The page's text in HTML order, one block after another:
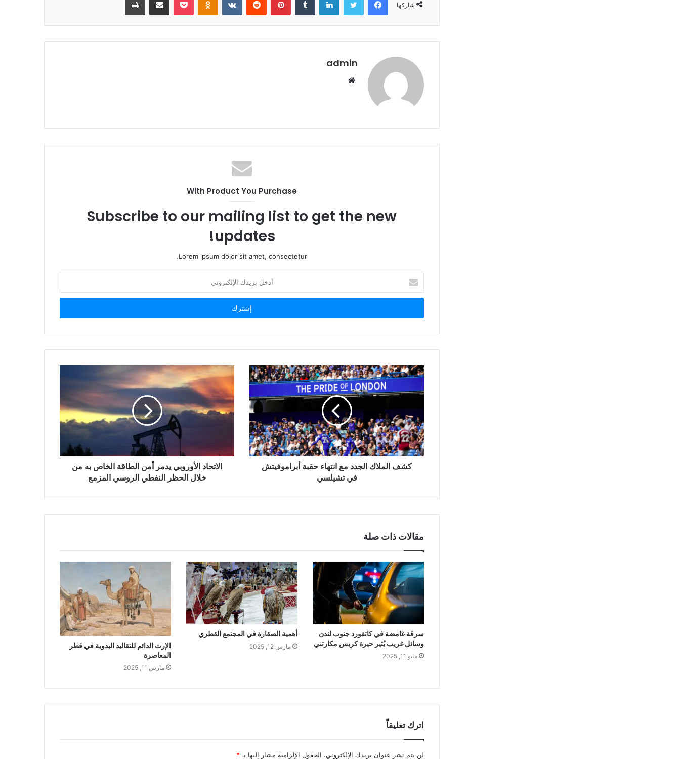
شاركها
admin
ا
With Product You Purchase
Subscribe to our mailing list to get the new
updates!
Lorem ipsum dolor sit amet, consectetur.
خ
ب
د
ا
إ
ت
ر
و
ن
كشف الملاك الجدد مع انتهاء حقبة أبراموفيتش
في تشيلسي
الاتحاد الأوروبي يدمر أمن الطاقة الخاص به من
خلال الحظر النفطي الروسي المزمع
مقالات ذات صلة
سرقة غامضة في كاتفورد جنوب لندن
وسائل غريب يُثير حيرة كريس مكارتني
مايو 11, 2025
أهمية الصقارة في المجتمع القطري
مارس 12, 2025
الإرث الدائم للتقاليد البدوية في قطر
المعاصرة
مارس 11, 2025
اترك تعليقاً
لن يتم نشر عنوان بريدك الإلكتروني. الحقول الإلزامية مشار إليها بـ *